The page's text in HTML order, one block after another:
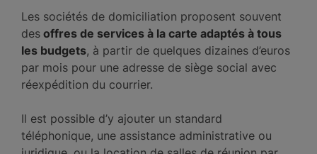
Les sociétés de domiciliation proposent souvent
des offres de services à la carte adaptés à tous
les budgets, à partir de quelques dizaines d’euros
par mois pour une adresse de siège social avec
réexpédition du courrier.
Il est possible d’y ajouter un standard
téléphonique, une assistance administrative ou